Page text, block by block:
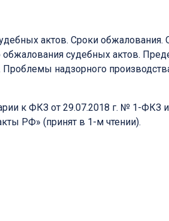
актов. Сроки
судебных актов.
Проблемы надзорного
к ФКЗ от 29.07.2018 г. № 1-
РФ» (принят в 1-м чтении).